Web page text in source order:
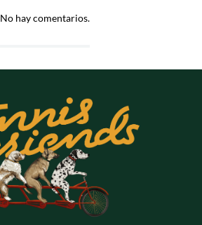
No hay comentarios.